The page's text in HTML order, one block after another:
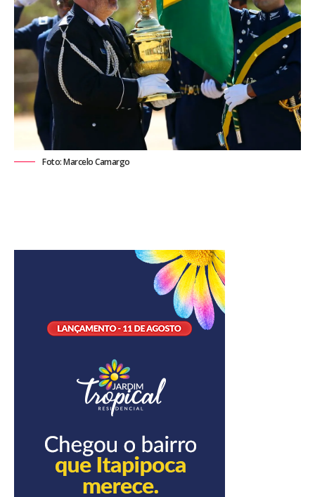
Foto: Marcelo Camargo